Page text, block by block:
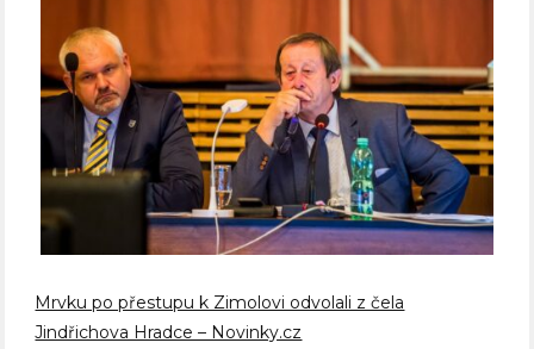
Mrvku po přestupu k Zimolovi odvolali z čela
Jindřichova Hradce – Novinky.cz